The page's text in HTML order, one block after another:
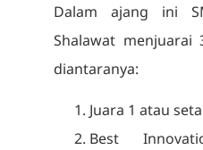
Dalam ajang ini
Shalawat menjuarai
diantaranya:
Juara 1 atau
Best